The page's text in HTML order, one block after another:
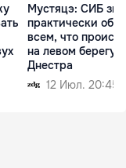
Мустяцэ: СИБ
практически обо
всем, что
на левом берегу
Днестра
12 Июл. 20:45